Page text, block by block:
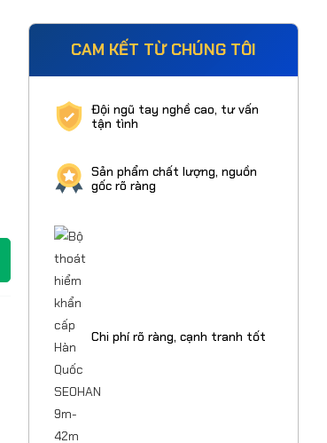
CAM KẾT TỪ CHÚNG TÔI
Đội ngũ tay nghề cao, tư vấn
tận tình
Sản phẩm chất lượng, nguồn
gốc rõ ràng
Chi phí rõ ràng, cạnh tranh tốt